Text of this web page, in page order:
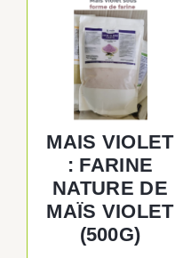
MAIS VIOLET
: FARINE
NATURE DE
MAÏS VIOLET
(500G)